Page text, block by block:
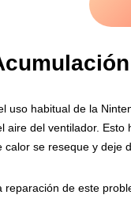
uso habitual de la
aire del ventilador.
calor se reseque y deje
reparación de este